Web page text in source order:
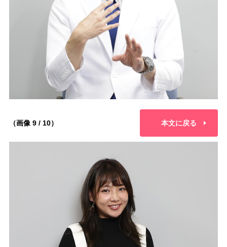
（画像 9 / 10） 本文に戻る